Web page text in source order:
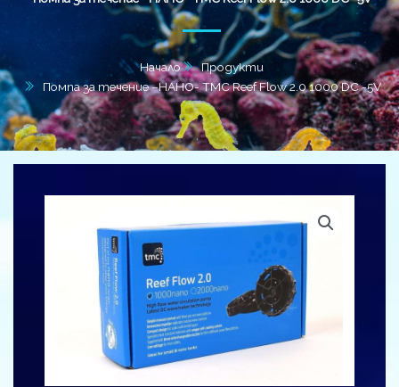
Начало
Продукти
Помпа за течение –НАНО- TMC Reef Flow 2.0 1000 DC -5V